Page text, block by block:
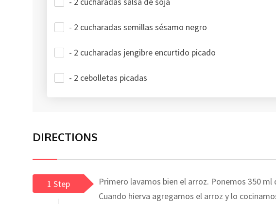
- 2 cucharadas semillas sésamo negro
- 2 cucharadas jengibre encurtido picado
- 2 cebolletas picadas
DIRECTIONS
1 Step
Primero lavamos bien el arroz. Ponemos 350 ml
Cuando hierva agregamos el arroz y lo